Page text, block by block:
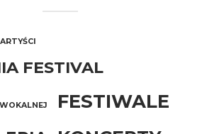
ARTYŚCI
FESTIVAL
FESTIWALE